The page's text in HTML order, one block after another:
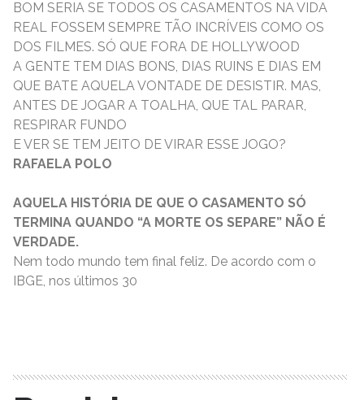
BOM SERIA SE TODOS OS CASAMENTOS NA VIDA
REAL FOSSEM SEMPRE TÃO INCRÍVEIS COMO OS
DOS FILMES. SÓ QUE FORA DE HOLLYWOOD
A GENTE TEM DIAS BONS, DIAS RUINS E DIAS EM
QUE BATE AQUELA VONTADE DE DESISTIR. MAS,
ANTES DE JOGAR A TOALHA, QUE TAL PARAR,
RESPIRAR FUNDO
E VER SE TEM JEITO DE VIRAR ESSE JOGO?
RAFAELA POLO
AQUELA HISTÓRIA DE QUE O CASAMENTO SÓ
TERMINA QUANDO “A MORTE OS SEPARE” NÃO É
VERDADE.
Nem todo mundo tem final feliz. De acordo com o
IBGE, nos últimos 30